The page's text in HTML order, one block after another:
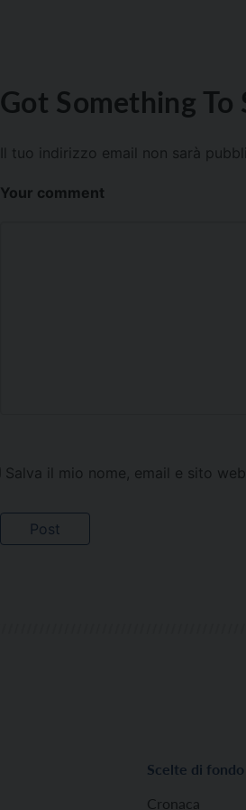
Got Something To
Il tuo indirizzo email non sarà
Your comment
Salva il mio nome, email e sito
Scelte di fondo
Cronaca